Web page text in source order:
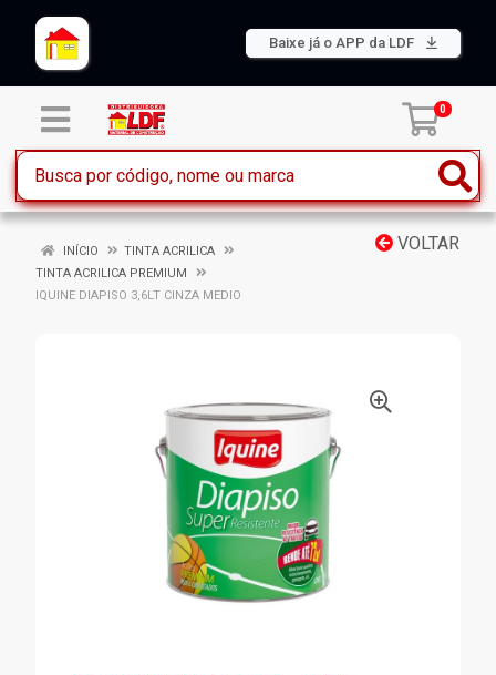
Baixe já o APP da LDF
0
VOLTAR
INÍCIO
TINTA ACRILICA
TINTA ACRILICA PREMIUM
IQUINE DIAPISO 3,6LT CINZA MEDIO